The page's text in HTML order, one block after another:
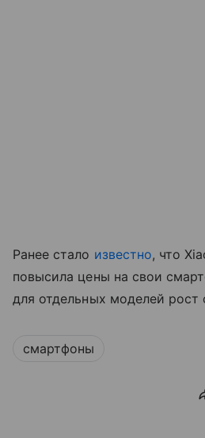
Ранее стало известно, что
повысила цены на свои
для отдельных моделей рост
смартфоны